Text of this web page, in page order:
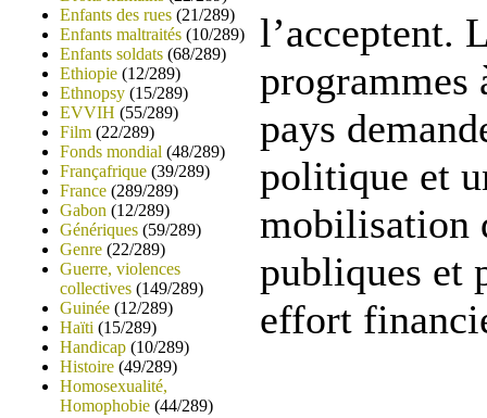
Enfants des rues (21/289)
Enfants maltraités (10/289)
Enfants soldats (68/289)
Ethiopie (12/289)
Ethnopsy (15/289)
EVVIH (55/289)
Film (22/289)
Fonds mondial (48/289)
Françafrique (39/289)
France (289/289)
Gabon (12/289)
Génériques (59/289)
Genre (22/289)
Guerre, violences
collectives (149/289)
Guinée (12/289)
Haïti (15/289)
Handicap (10/289)
Histoire (49/289)
Homosexualité,
Homophobie (44/289)
l’acceptent.
programmes
pays
politique et
mobilisation
publiques et
effort